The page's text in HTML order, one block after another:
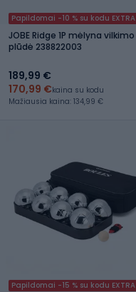
Papildomai -10 % su kodu EXTRA
JOBE Ridge 1P mėlyna vilkimo
plūdė 238822003
189,99 €
170,99 €kaina su kodu
Mažiausia kaina: 134,99 €
Papildomai -15 % su kodu EXTRA